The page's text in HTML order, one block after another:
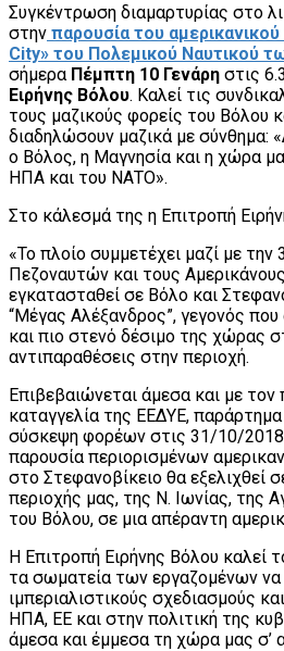
Συγκέντρωση διαμαρτυρίας στο
στην παρουσία του
City» του Πολεμικού Ναυτικού
σήμεραΠέμπτη 10 Γενάρη στις
Ειρήνης Βόλου. Καλεί τις
τους μαζικούς φορείς του Βόλου
διαδηλώσουν μαζικά με σύνθημα:
ο Βόλος, η Μαγνησία και η χώρα
ΗΠΑ και του ΝΑΤΟ».
Στο κάλεσμά της η Επιτροπή
«Το πλοίο συμμετέχει μαζί με την
Πεζοναυτών και τους
εγκατασταθεί σε Βόλο και
“Μέγας Αλέξανδρος”, γεγονός που
και πιο στενό δέσιμο της χώρας
αντιπαραθέσεις στην περιοχή.
Επιβεβαιώνεται άμεσα και με
καταγγελία της ΕΕΔΥΕ,
σύσκεψη φορέων στις 31/10/2018
παρουσία περιορισμένων
στο Στεφανοβίκειο θα εξελιχθεί
περιοχής μας, της Ν. Ιωνίας, της
του Βόλου, σε μια απέραντη
Η Επιτροπή Ειρήνης Βόλου καλεί
τα σωματεία των εργαζομένων να
ιμπεριαλιστικούς σχεδιασμούς
ΗΠΑ, ΕΕ και στην πολιτική της
άμεσα και έμμεσα τη χώρα μας σ’